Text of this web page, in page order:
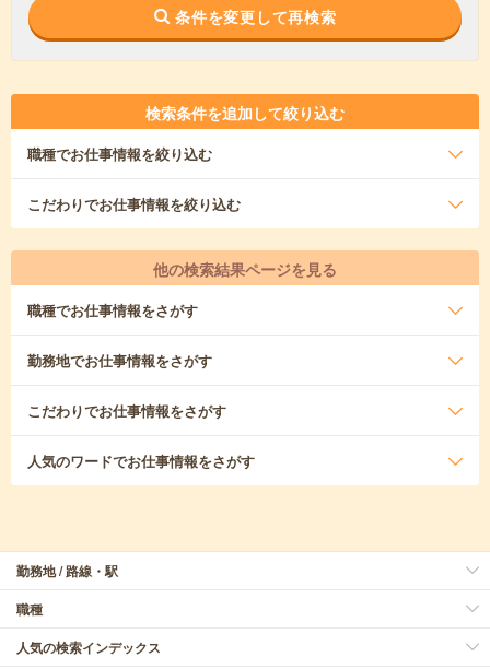
条件を変更して再検索
検索条件を追加して絞り込む
職種でお仕事情報を絞り込む
こだわりでお仕事情報を絞り込む
他の検索結果ページを見る
職種でお仕事情報をさがす
勤務地でお仕事情報をさがす
こだわりでお仕事情報をさがす
人気のワードでお仕事情報をさがす
勤務地 / 路線・駅
職種
人気の検索インデックス